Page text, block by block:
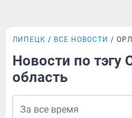
ЛИПЕЦК ВСЕ НОВОСТИ
Новости по тэгу
область